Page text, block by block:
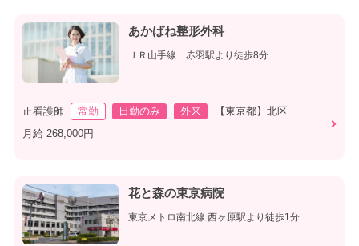
あかばね整形外科
ＪＲ山手線 赤羽駅より徒歩8分
正看護師 常勤 日勤のみ 外来
【東京都】北区
月給 268,000円
花と森の東京病院
東京メトロ南北線 西ヶ原駅より徒歩1分